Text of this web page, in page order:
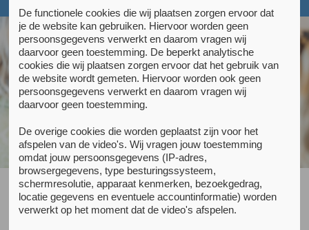
De functionele cookies die wij plaatsen zorgen ervoor dat
je de website kan gebruiken. Hiervoor worden geen
persoonsgegevens verwerkt en daarom vragen wij
daarvoor geen toestemming. De beperkt analytische
cookies die wij plaatsen zorgen ervoor dat het gebruik van
de website wordt gemeten. Hiervoor worden ook geen
persoonsgegevens verwerkt en daarom vragen wij
daarvoor geen toestemming.
De overige cookies die worden geplaatst zijn voor het
afspelen van de video's. Wij vragen jouw toestemming
omdat jouw persoonsgegevens (IP-adres,
browsergegevens, type besturingssysteem,
schermresolutie, apparaat kenmerken, bezoekgedrag,
locatie gegevens en eventuele accountinformatie) worden
verwerkt op het moment dat de video's afspelen.